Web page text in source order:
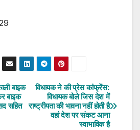
विधायक ने की प्रेस कांफ्रेंस:
विधायक बोले जिस देश में
राष्ट्रीयता की भावना नहीं होती है
वहां देश पर संकट आना
स्वाभाविक है
बाइक
बाइक
सहित